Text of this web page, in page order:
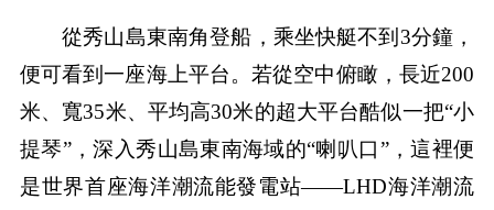
從秀山島東南角登船，乘坐快艇不到3分鐘，
便可看到一座海上平台。若從空中俯瞰，長近200
米、寬35米、平均高30米的超大平台酷似一把“小
提琴”，深入秀山島東南海域的“喇叭口”，這裡便
是世界首座海洋潮流能發電站——LHD海洋潮流